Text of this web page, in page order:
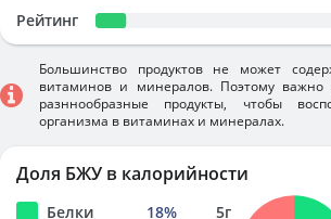
Рейтинг
Большинство продуктов не может
витаминов и минералов. Поэтому важно
разннообразные продукты, чтобы
организма в витаминах и минералах.
Доля БЖУ в калорийности
Белки 18% 5г